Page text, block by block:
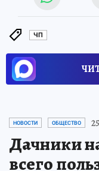
ЧП
НОВОСТИ ОБЩЕСТВО
Дачники
всего